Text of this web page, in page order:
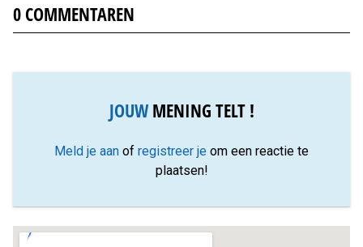
0 COMMENTAREN
JOUWMENING TELT !
Meld je aan of registreer je om een reactie te
plaatsen!